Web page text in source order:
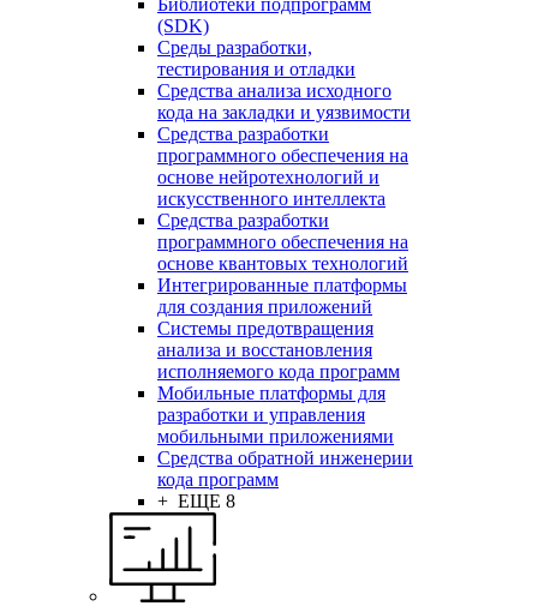
Библиотеки подпрограмм
(SDK)
Среды разработки,
тестирования и отладки
Средства анализа исходного
кода на закладки и уязвимости
Средства разработки
программного обеспечения на
основе нейротехнологий и
искусственного интеллекта
Средства разработки
программного обеспечения на
основе квантовых технологий
Интегрированные платформы
для создания приложений
Системы предотвращения
анализа и восстановления
исполняемого кода программ
Мобильные платформы для
разработки и управления
мобильными приложениями
Средства обратной инженерии
кода программ
+ ЕЩЕ 8